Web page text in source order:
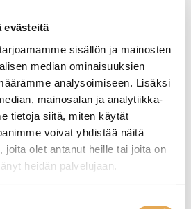
evästeitä
sisällön ja mainosten
median ominaisuuksien
analysoimiseen. Lisäksi
mainosalan ja analytiikka-
tietoja siitä, miten käytät
voivat yhdistää näitä
joita olet antanut heille tai joita on
heidän palvelujaan.
TUTUSTU ›